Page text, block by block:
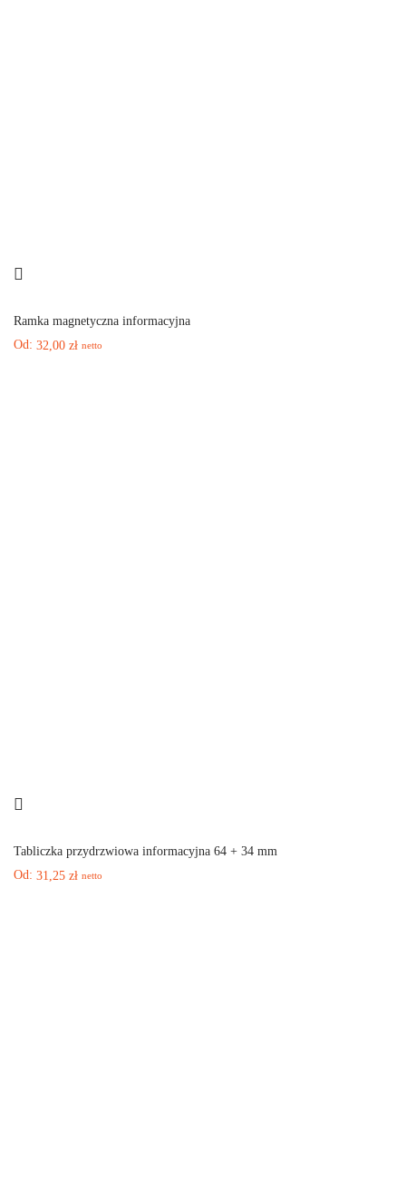
Ramka magnetyczna informacyjna
Od: 32,00 zł netto
Tabliczka przydrzwiowa informacyjna 64 + 34 mm
Od: 31,25 zł netto